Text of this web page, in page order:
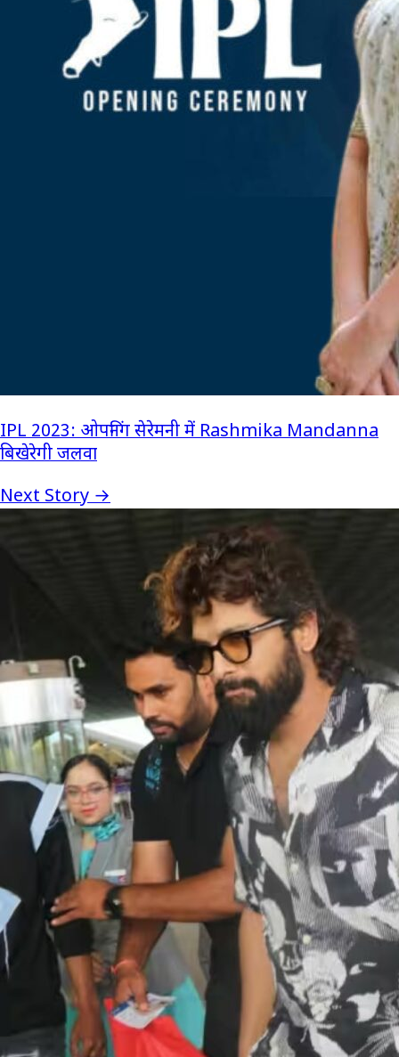
IPL 2023: ओपनिंग सेरेमनी में Rashmika Mandanna
बिखेरेगी जलवा
Next Story →